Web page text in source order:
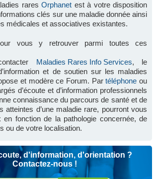
raresOrphanet est à votre disposition
clés sur une maladie donnée ainsi
médicales et associatives existantes.
vous y retrouver parmi toutes ces
Maladies Rares Info Services, le
et de soutien sur les maladies
et modère ce Forum. Partéléphone ou
d’écoute et d’information professionnels
connaissance du parcours de santé et de
atteintes d’une maladie rare, pourront vous
en fonction de la pathologie concernée, de
ou de votre localisation.
d'information, d'orientation ?
Contactez-nous !